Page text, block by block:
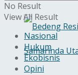
No Result
View All Result
Nasional
Hukum
Ekobisnis
Opini